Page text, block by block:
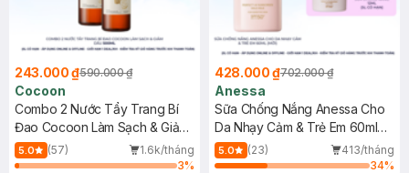
243.000 ₫590.000 ₫
Cocoon
Combo 2 Nước Tẩy Trang Bí
Đao Cocoon Làm Sạch & Giảm
Dầu 500ml
5.0 (57)
1.6k/tháng
3%
428.000 ₫702.000 ₫
Anessa
Sữa Chống Nắng Anessa Cho
Da Nhạy Cảm & Trẻ Em 60ml
(Mới)
5.0 (23)
413/tháng
34%